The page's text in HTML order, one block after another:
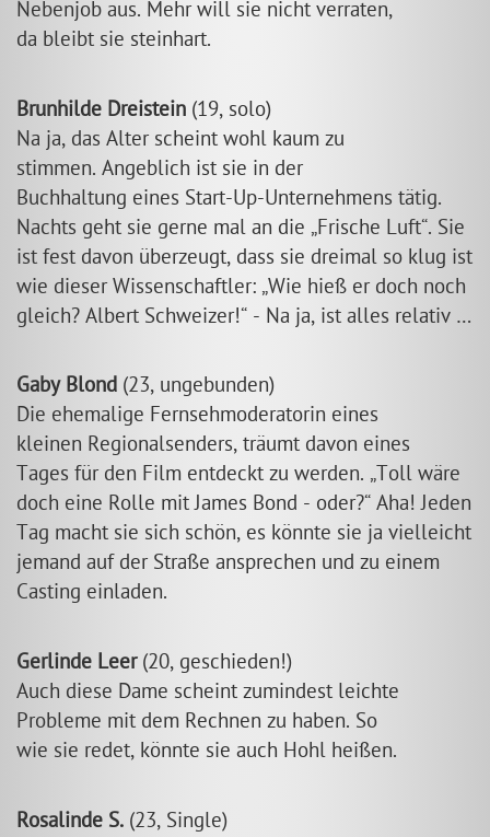
Nebenjob aus. Mehr will sie nicht verraten,
da bleibt sie steinhart.
Brunhilde Dreistein (19, solo)
Na ja, das Alter scheint wohl kaum zu
stimmen. Angeblich ist sie in der
Buchhaltung eines Start-Up-Unternehmens tätig.
Nachts geht sie gerne mal an die Frische Luft . Sie
ist fest davon überzeugt, dass sie dreimal so klug ist
wie dieser Wissenschaftler: Wie hieß er doch noch
gleich? Albert Schweizer! - Na ja, ist alles relativ …
Gaby Blond (23, ungebunden)
Die ehemalige Fernsehmoderatorin eines
kleinen Regionalsenders, träumt davon eines
Tages für den Film entdeckt zu werden.
Toll wäre
doch eine Rolle mit James Bond - oder? Aha! Jeden
Tag macht sie sich schön, es könnte sie ja vielleicht
jemand auf der Straße ansprechen und zu einem
Casting einladen.
Gerlinde Leer(20, geschieden!)
Auch diese Dame scheint zumindest leichte
Probleme mit dem Rechnen zu haben. So
wie sie redet, könnte sie auch Hohl heißen.
Rosalinde S. (23, Single)